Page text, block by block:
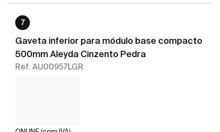
7
Gaveta inferior para módulo base compacto
500mm Aleyda Cinzento Pedra
Ref: AU00957LGR